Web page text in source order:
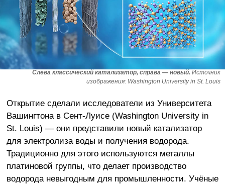
Слева классический катализатор, справа — новый. Источник
изображения: Washington University in St. Louis
Открытие сделали исследователи из Университета
Вашингтона в Сент-Луисе (Washington University in
St. Louis) — они представили новый катализатор
для электролиза воды и получения водорода.
Традиционно для этого используются металлы
платиновой группы, что делает производство
водорода невыгодным для промышленности. Учёные